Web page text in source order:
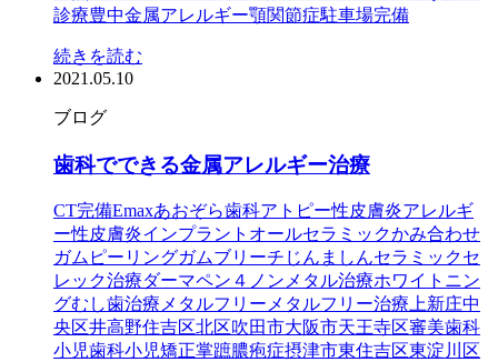
診療豊中金属アレルギー顎関節症駐車場完備
続きを読む
2021.05.10
ブログ
歯科でできる金属アレルギー治療
CT完備Emaxあおぞら歯科アトピー性皮膚炎アレルギ
ー性皮膚炎インプラント オールセラミックかみ合わせ
ガムピーリングガムブリーチ じんましんセラミックセ
レック治療ダーマペン４ ノンメタル治療ホワイトニン
グむし歯治療 メタルフリー メタルフリー治療 上新庄中
央区井高野住吉区北区吹田市大阪市天王寺区審美歯科
小児歯科小児矯正掌蹠膿疱症摂津市東住吉区東淀川区